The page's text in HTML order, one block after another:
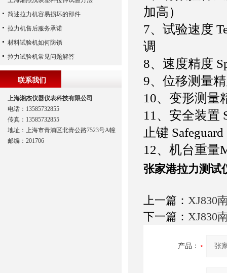
加高）
7、试验速度
调
8、速度精
9、位移测量
10、变形测量
11 、安全装
止键
12、机台重
张家港拉力测试
上一篇： XJ830
下一篇： XJ830
产品：
简述拉力机容易损坏的部件
拉力机售后服务承诺
材料试验机如何防锈
拉力试验机常见问题解答
联系我们
上海湘杰仪器仪表科技有限公司
电话：13585732855
传真：13585732855
地址：上海市青浦区北青公路7523号A幢
邮编：201706